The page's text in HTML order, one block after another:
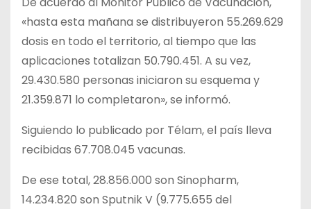
«hasta esta mañana se distribuyeron 55.269.629
dosis en todo el territorio, al tiempo que las
aplicaciones totalizan 50.790.451. A su vez,
29.430.580 personas iniciaron su esquema y
21.359.871 lo completaron», se informó.
Siguiendo lo publicado por Télam, el país lleva
recibidas 67.708.045 vacunas.
De ese total, 28.856.000 son Sinopharm,
14.234.820 son Sputnik V (9.775.655 del